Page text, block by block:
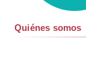
Quiénes somos